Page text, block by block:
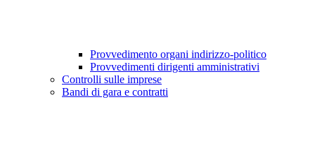
Provvedimento organi indirizzo-politico
Provvedimenti dirigenti amministrativi
Controlli sulle imprese
Bandi di gara e contratti